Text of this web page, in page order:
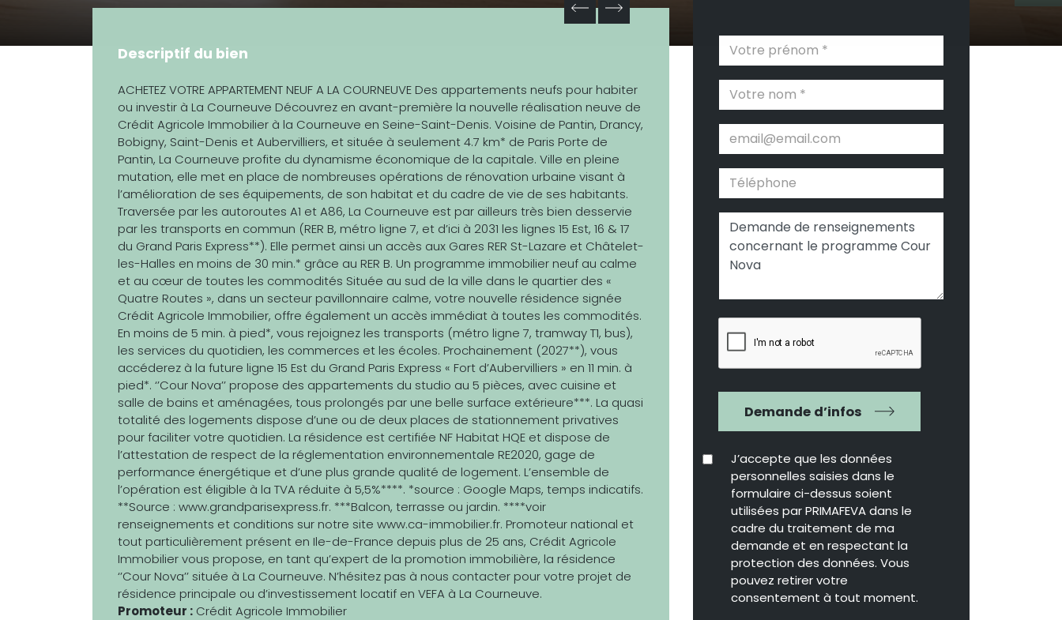
Descriptif du bien
ACHETEZ VOTRE APPARTEMENT NEUF A LA COURNEUVE Des appartements neufs pour habiter
ou investir à La Courneuve Découvrez en avant-première la nouvelle réalisation neuve de
Crédit Agricole Immobilier à la Courneuve en Seine-Saint-Denis. Voisine de Pantin, Drancy,
Bobigny, Saint-Denis et Aubervilliers, et située à seulement 4.7 km* de Paris Porte de
Pantin, La Courneuve profite du dynamisme économique de la capitale. Ville en pleine
mutation, elle met en place de nombreuses opérations de rénovation urbaine visant à
l’amélioration de ses équipements, de son habitat et du cadre de vie de ses habitants.
Traversée par les autoroutes A1 et A86, La Courneuve est par ailleurs très bien desservie
par les transports en commun (RER B, métro ligne 7, et d’ici à 2031 les lignes 15 Est, 16 & 17
du Grand Paris Express**). Elle permet ainsi un accès aux Gares RER St-Lazare et Châtelet-
les-Halles en moins de 30 min.* grâce au RER B. Un programme immobilier neuf au calme
et au cœur de toutes les commodités Située au sud de la ville dans le quartier des «
Quatre Routes », dans un secteur pavillonnaire calme, votre nouvelle résidence signée
Crédit Agricole Immobilier, offre également un accès immédiat à toutes les commodités.
En moins de 5 min. à pied*, vous rejoignez les transports (métro ligne 7, tramway T1, bus),
les services du quotidien, les commerces et les écoles. Prochainement (2027**), vous
accéderez à la future ligne 15 Est du Grand Paris Express « Fort d’Aubervilliers » en 11 min. à
pied*. ‘’Cour Nova’’ propose des appartements du studio au 5 pièces, avec cuisine et
salle de bains et aménagées, tous prolongés par une belle surface extérieure***. La quasi
totalité des logements dispose d’une ou de deux places de stationnement privatives
pour faciliter votre quotidien. La résidence est certifiée NF Habitat HQE et dispose de
l’attestation de respect de la réglementation environnementale RE2020, gage de
performance énergétique et d’une plus grande qualité de logement. L’ensemble de
l’opération est éligible à la TVA réduite à 5,5%****. *source : Google Maps, temps indicatifs.
**Source : www.grandparisexpress.fr. ***Balcon, terrasse ou jardin. ****voir
renseignements et conditions sur notre site www.ca-immobilier.fr. Promoteur national et
tout particulièrement présent en Ile-de-France depuis plus de 25 ans, Crédit Agricole
Immobilier vous propose, en tant qu’expert de la promotion immobilière, la résidence
‘’Cour Nova’’ située à La Courneuve. N’hésitez pas à nous contacter pour votre projet de
résidence principale ou d’investissement locatif en VEFA à La Courneuve.
Promoteur : Crédit Agricole Immobilier
Demande d’infos
J’accepte que les données
personnelles saisies dans le
formulaire ci-dessus soient
utilisées par PRIMAFEVA dans le
cadre du traitement de ma
demande et en respectant la
protection des données. Vous
pouvez retirer votre
consentement à tout moment.